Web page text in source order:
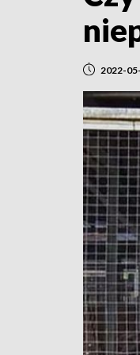
2022-